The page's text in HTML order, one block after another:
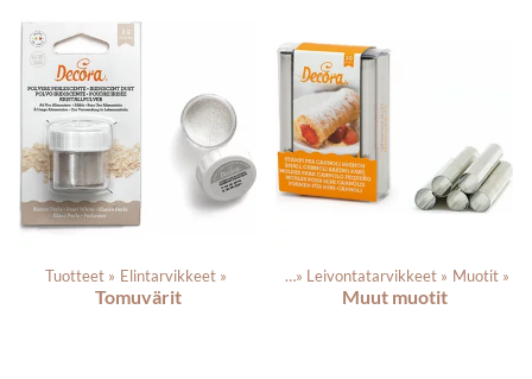
Tuotteet ‪» Elintarvikkeet ‪»
Tomuvärit
Tuotteet ‪» Leivontatarvikkeet ‪» Muotit ‪»
Muut muotit